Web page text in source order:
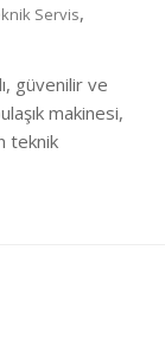
Servis,
güvenilir ve
makinesi,
teknik